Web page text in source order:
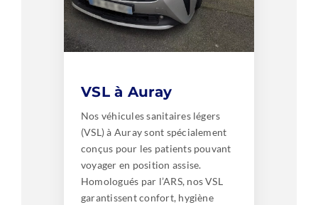
VSL à Auray
Nos véhicules sanitaires légers
(VSL) à Auray sont spécialement
conçus pour les patients pouvant
voyager en position assise.
Homologués par l’ARS, nos VSL
garantissent confort, hygiène